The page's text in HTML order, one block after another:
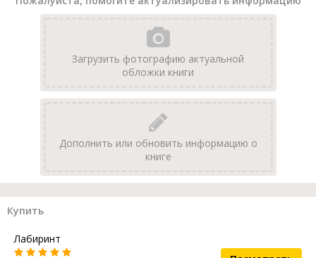
Загрузить фотографию актуальной
обложки книги
Дополнить или обновить информацию о
книге
Купить
Лабиринт